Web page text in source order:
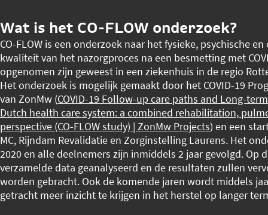
Wat is het CO-FLOW onderzoek?
CO-FLOW is een onderzoek naar het fysieke, psychische
kwaliteit van het nazorgproces na een besmetting met
opgenomen zijn geweest in een ziekenhuis in de regio
Het onderzoek is mogelijk gemaakt door het COVID-19
van ZonMw (COVID-19 Follow-up care paths and Long-
Dutch health care system: a combined rehabilitation,
perspective (CO-FLOW study) | ZonMw Projects) en een
MC, Rijndam Revalidatie en Zorginstelling Laurens. Het
2020 en alle deelnemers zijn inmiddels 2 jaar gevolgd. Op
verzamelde data geanalyseerd en de resultaten zullen
worden gebracht. Ook de komende jaren wordt middels
getracht meer inzicht te krijgen in het herstel op langer